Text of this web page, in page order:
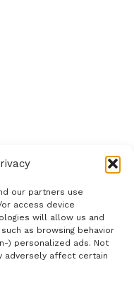
our partners use
access device
will allow us and
as browsing behavior
) personalized ads. Not
adversely affect certain